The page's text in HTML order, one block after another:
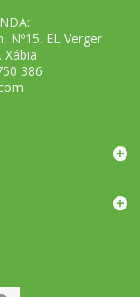
Nº15. EL Verger
Xábia
386